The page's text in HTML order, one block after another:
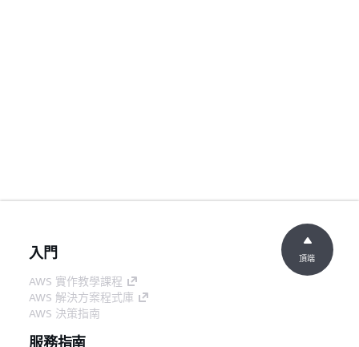
入門
AWS 實作教學課程
AWS 解決方案程式庫
AWS 決策指南
服務指南
頂端